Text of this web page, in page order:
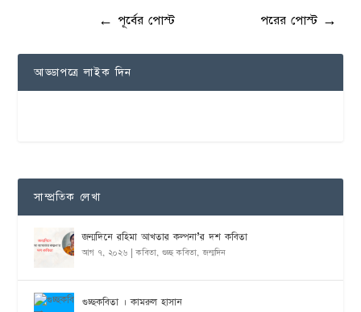
← পূর্বের পোস্ট পরের পোস্ট →
আড্ডাপত্রে লাইক দিন
সাম্প্রতিক লেখা
জন্মদিনে রহিমা আখতার কল্পনা’র দশ কবিতা
আগ ৭, ২০২৬ |কবিতা,গুচ্ছ কবিতা,জন্মদিন
গুচ্ছকবিতা । কামরুল হাসান